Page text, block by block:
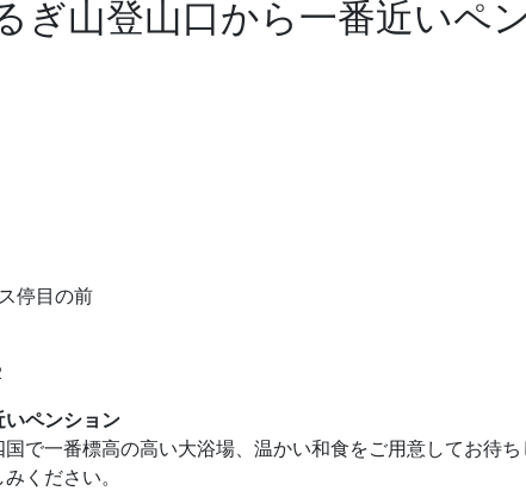
ぎ山登山口から一番近い
停目の前
いペンション
で一番標高の高い大浴場、温かい和食をご用意してお待
ください。